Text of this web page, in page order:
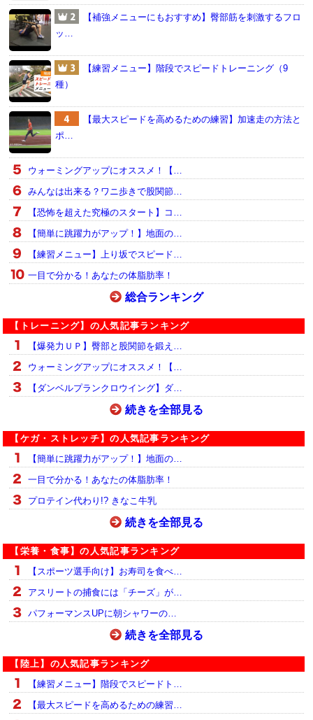
【補強メニューにもおすすめ】臀部筋を刺激するフロ
ッ…
【練習メニュー】階段でスピードトレーニング（9
種）
【最大スピードを高めるための練習】加速走の方法と
ポ…
ウォーミングアップにオススメ！【…
みんなは出来る？ワニ歩きで股関節…
【恐怖を超えた究極のスタート】コ…
【簡単に跳躍力がアップ！】地面の…
【練習メニュー】上り坂でスピード…
一目で分かる！あなたの体脂肪率！
総合ランキング
【トレーニング】の人気記事ランキング
【爆発力ＵＰ】臀部と股関節を鍛え…
ウォーミングアップにオススメ！【…
【ダンベルプランクロウイング】ダ…
続きを全部見る
【ケガ・ストレッチ】の人気記事ランキング
【簡単に跳躍力がアップ！】地面の…
一目で分かる！あなたの体脂肪率！
プロテイン代わり!? きなこ牛乳
続きを全部見る
【栄養・食事】の人気記事ランキング
【スポーツ選手向け】お寿司を食べ…
アスリートの捕食には「チーズ」が…
パフォーマンスUPに朝シャワーの…
続きを全部見る
【陸上】の人気記事ランキング
【練習メニュー】階段でスピードト…
【最大スピードを高めるための練習…